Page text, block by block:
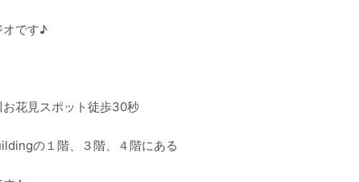
オです♪
花見スポット徒歩30秒
の１階、３階、４階にある